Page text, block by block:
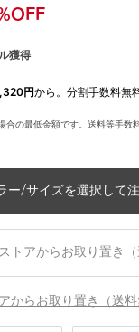
獲得
円から。分割手数料無
の最低金額です。送料等手数
ー/サイズを選択して
トアからお取り置き（
からお取り置き（送